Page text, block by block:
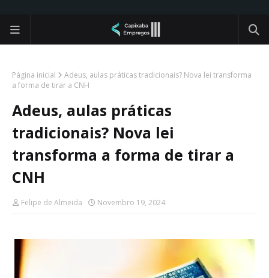
Página inicial
Adeus, aulas práticas tradicionais? Nova lei transforma
a forma de tirar a CNH
Adeus, aulas práticas
tradicionais? Nova lei
transforma a forma de tirar a
CNH
Felipe de Almeida Novembro 19, 2024